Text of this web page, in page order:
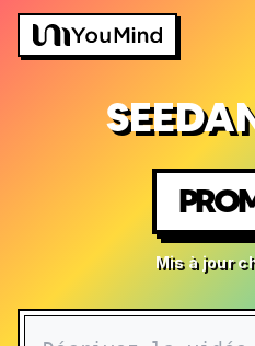
Mis à jour